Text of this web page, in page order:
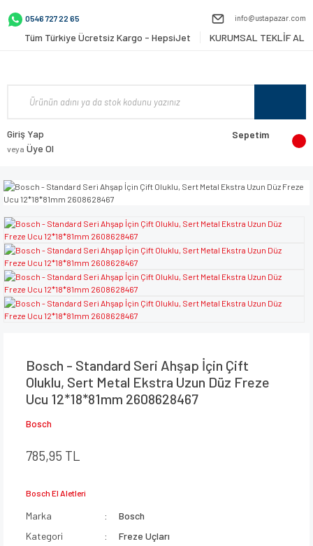
0546 727 22 65 info@ustapazar.com
Tüm Türkiye Ücretsiz Kargo - HepsiJet KURUMSAL TEKLİF AL
Giriş Yap
veya Üye Ol
Sepetim
Bosch - Standard Seri Ahşap İçin Çift
Oluklu, Sert Metal Ekstra Uzun Düz Freze
Ucu 12*18*81mm 2608628467
Bosch
785,95 TL
Bosch El Aletleri
Marka
Bosch
Kategori
Freze Uçları